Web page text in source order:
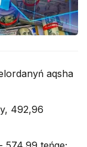
aqsha
492,96